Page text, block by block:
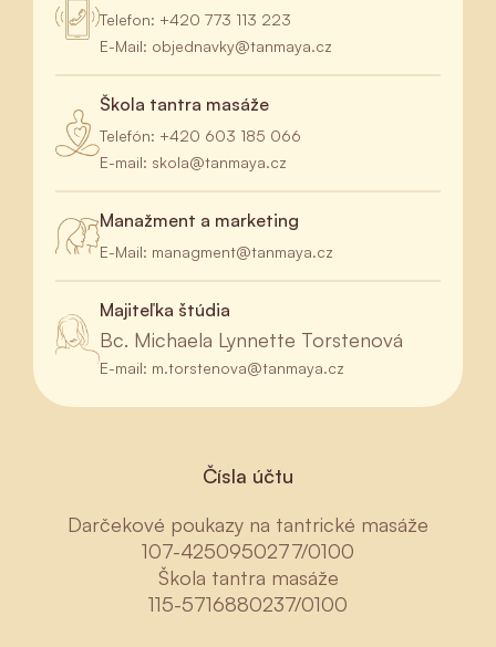
Telefon: +420 773 113 223
E-Mail: objednavky@tanmaya.cz
Škola tantra masáže
Telefón: +420 603 185 066
E-mail: skola@tanmaya.cz
Manažment a marketing
E-Mail: managment@tanmaya.cz
Majiteľka štúdia
Bc. Michaela Lynnette Torstenová
E-mail: m.torstenova@tanmaya.cz
Čísla účtu
Darčekové poukazy na tantrické masáže
107-4250950277/0100
Škola tantra masáže
115-5716880237/0100